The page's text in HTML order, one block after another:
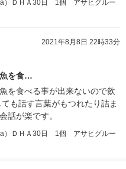
）ＤＨＡ30日 1個 アサヒグルー
2021年8月8日 22時33分
を食…
を食べる事が出来ないので飲
も話す言葉がもつれたり詰ま
話が楽です。
）ＤＨＡ30日 1個 アサヒグルー